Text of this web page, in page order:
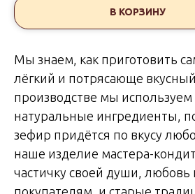
В КОРЗИНУ
Мы знаем, как приготовить
лёгкий и потрясающе
производстве мы
натуральные ингредиенты,
зефир придётся по вкусу
наше изделие мастера-
частичку своей души,
покупателям, и старые